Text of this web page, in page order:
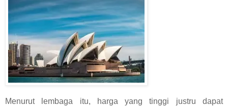
Menurut lembaga itu, harga yang tinggi justru dapat